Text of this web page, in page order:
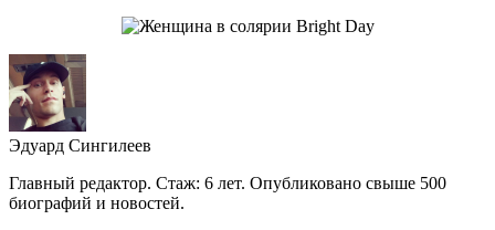
Эдуард Сингилеев
Главный редактор. Стаж: 6 лет. Опубликовано свыше 500
биографий и новостей.